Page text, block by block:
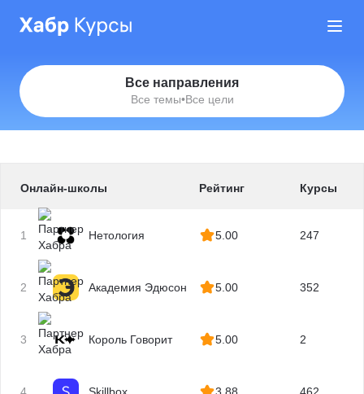
Все направления
Все темы•Все цели
Онлайн-школы Рейтинг Курсы
1 Нетология 5.00 247
2 Академия Эдюсон 5.00 352
3 Король Говорит 5.00 2